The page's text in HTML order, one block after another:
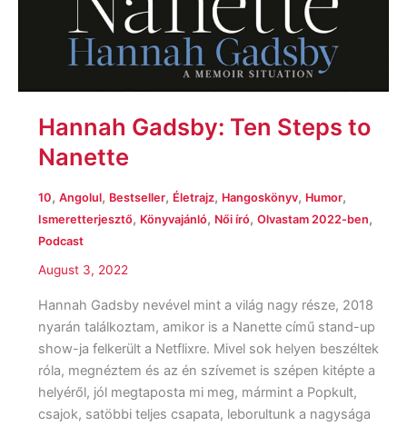
Hannah Gadsby: Ten Steps to
Nanette
10, Angolul, Bestseller, Életrajz, Hangoskönyv, Humor,
Ismeretterjesztő, Könyvajánló, Női író, Olvastam 2022-ben,
Podcast
August 3, 2022
Hannah Gadsby nevével mint a világ nagy része, 2018
nyarán találkoztam, amikor is a Nanette című stand-up
show-ja felkerült a Netflixre. Mivel sok helyen beszéltek
róla, megnéztem és az én szívemet is szépen kitépte a
helyéről, jól megtaposta mi meg, mármint a Popkult,
csajok, satöbbi teljes csapata, leborultunk a nagysága